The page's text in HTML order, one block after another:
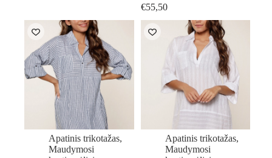
€55,50
Apatinis trikotažas,
Maudymosi
Apatinis trikotažas,
Maudymosi